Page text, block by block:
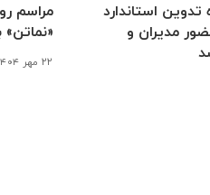
استاندارد
مدیران و
مراسم
«نماتن»
۲۲ مهر ۱۴۰۴